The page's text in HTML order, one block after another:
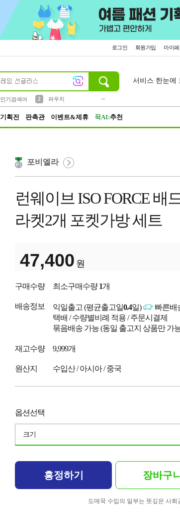
로그인 회원가입 마이
인기검색어
2
파우치
서비스 한눈에
기획전 판촉관 이벤트&제휴 꾹AI:추천
포비엘라
런웨이브 ISO FORCE 배
라켓2개 포켓가방 세트
47,400 원
구매수량 최소구매수량1개
배송정보 익일출고 (평균출고일0.4일)
빠른배
택배 / 수량별비례 적용 / 주문시결제
묶음배송 가능 (동일 출고지 상품만 가
재고수량 9,999개
원산지 수입산 / 아시아 / 중국
옵션선택
크기
흥정하기 장바구
도매꾹 수입의 일부는 뜻깊은 사